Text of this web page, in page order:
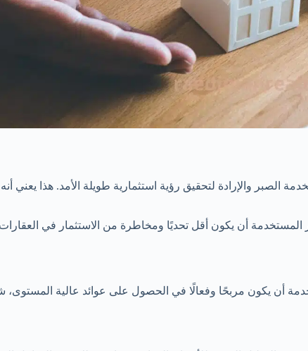
الصبر والإرادة لتحقيق رؤية استثمارية طويلة الأمد. هذا
المستخدمة أن يكون أقل تحديًا ومخاطرة من الاستثمار في
أن يكون مربحًا وفعالًا في الحصول على عوائد عالية